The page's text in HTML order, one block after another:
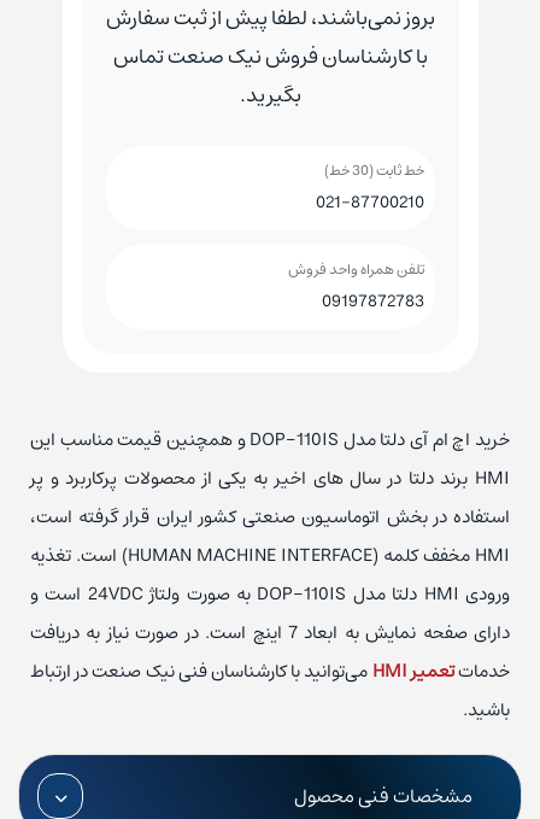
بروز نمی‌باشند، لطفا پیش از ثبت سفارش
با کارشناسان فروش نیک صنعت تماس
بگیرید.
خط ثابت (30 خط)
021-87700210
تلفن همراه واحد فروش
09197872783
خرید اچ ام آی دلتا مدل DOP-110IS و همچنین قیمت مناسب این
HMI برند دلتا در سال های اخیر به یکی از محصولات پرکاربرد و پر
استفاده در بخش اتوماسیون صنعتی کشور ایران قرار گرفته است،
HMI مخفف کلمه (HUMAN MACHINE INTERFACE) است. تغذیه
ورودی HMI دلتا مدل DOP-110IS به صورت ولتاژ 24VDC است و
دارای صفحه نمایش به ابعاد 7 اینچ است. در صورت نیاز به دریافت
خدماتتعمیر HMI
می‌توانید با کارشناسان فنی نیک صنعت در ارتباط
باشید.
مشخصات فنی محصول